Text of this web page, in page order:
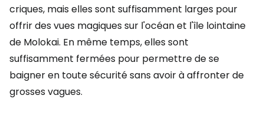
criques, mais elles sont suffisamment larges pour
offrir des vues magiques sur l'océan et l'île lointaine
de Molokai. En même temps, elles sont
suffisamment fermées pour permettre de se
baigner en toute sécurité sans avoir à affronter de
grosses vagues.